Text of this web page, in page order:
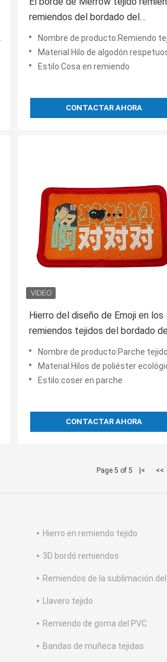
remiendos del bordado del
aniversario del recuerdo del
soporte de papel
Nombre de producto:Remiendo
Material:Hilo de algodón respetuoso del medio
Estilo:Cosa en remiendo
CONTACTAR AHORA
Hierro del diseño de Emoji en los
remiendos tejidos del bordado del
color del remiendo PMS para la
ropa
Nombre de producto:Parche tejido con borde
Material:Hilos de poliéster
Estilo:coser en parche
CONTACTAR AHORA
Page 5 of 5 |< <<
Hierro en remiendo tejido
3D bordó remiendos
Remiendos de la sublimación
Llavero tejido
Remiendo de goma del PVC
Bandas de muñeca tejidas